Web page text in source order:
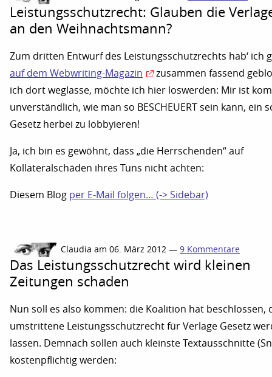
Leistungsschutzrecht: Glauben die
an den Weihnachtsmann?
Zum dritten Entwurf des Leistungsschutzrechts hab‘ ich
auf dem Webwriting-Magazin
zusammen fassend
ich dort weglasse, möchte ich hier loswerden: Mir ist
unverständlich, wie man so BESCHEUERT sein kann, ein
Gesetz herbei zu lobbyieren!
Ja, ich bin es gewöhnt, dass „die Herrschenden“ auf
Kollateralschäden ihres Tuns nicht achten:
Diesem Blog per E-Mail folgen… (-> Sidebar)
Claudia am 06. März 2012 — 9 Kommentare
Das Leistungsschutzrecht wird kleinen
Zeitungen schaden
Nun soll es also kommen: die Koalition hat beschlossen,
umstrittene Leistungsschutzrecht für Verlage Gesetz
lassen. Demnach sollen auch kleinste Textausschnitte
kostenpflichtig werden: